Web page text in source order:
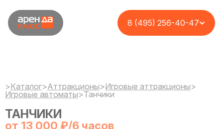
8 (495) 256-40-47
>Каталог>Аттракционы>Игровые аттракционы>
Игровые автоматы>Танчики
ТАНЧИКИ
от 13 000 ₽/6 часов